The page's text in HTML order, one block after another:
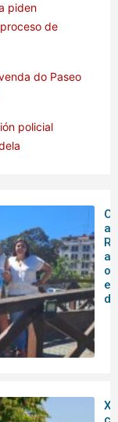
piden
de
do Paseo
policial
O
o